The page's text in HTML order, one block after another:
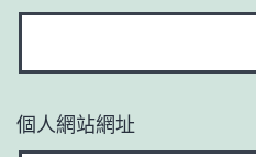
個人網站網址